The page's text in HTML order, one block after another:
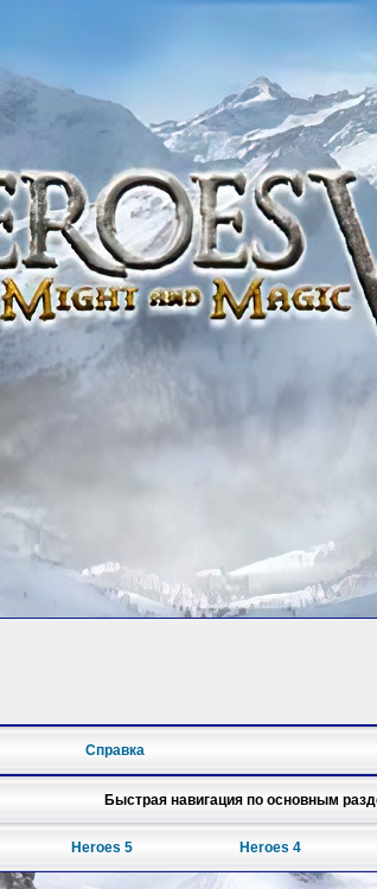
Справка
Быстрая навигация по основным
Heroes 5 Heroes 4